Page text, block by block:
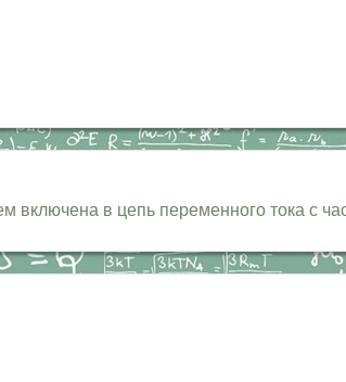
в цепь переменного тока с